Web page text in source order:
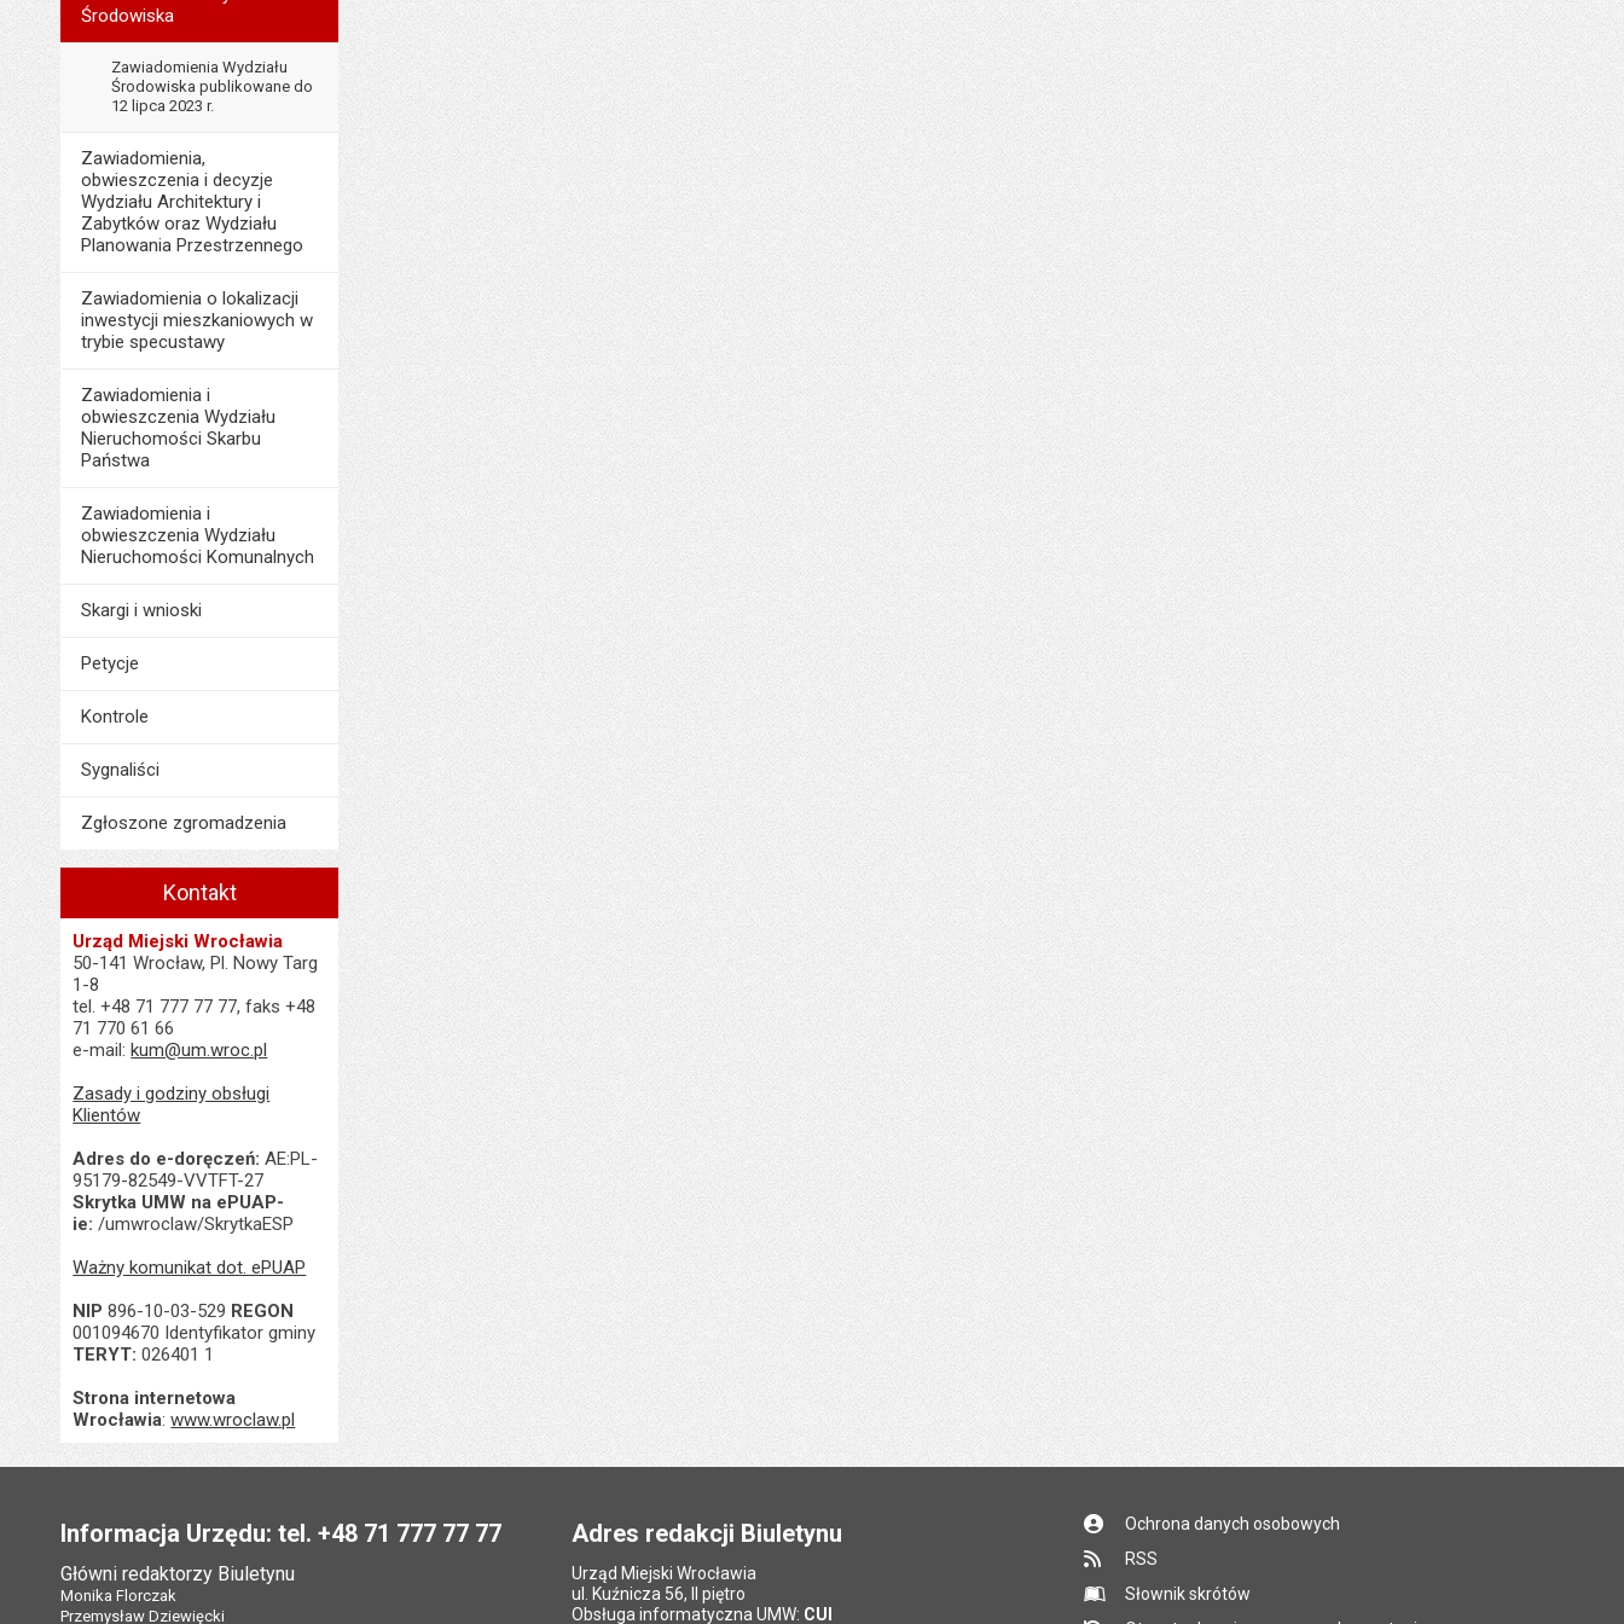
Środowiska
Zawiadomienia Wydziału
Środowiska publikowane do
12 lipca 2023 r.
Zawiadomienia,
obwieszczenia i decyzje
Wydziału Architektury i
Zabytków oraz Wydziału
Planowania Przestrzennego
Zawiadomienia o lokalizacji
inwestycji mieszkaniowych w
trybie specustawy
Zawiadomienia i
obwieszczenia Wydziału
Nieruchomości Skarbu
Państwa
Zawiadomienia i
obwieszczenia Wydziału
Nieruchomości Komunalnych
Skargi i wnioski
Petycje
Kontrole
Sygnaliści
Zgłoszone zgromadzenia
Kontakt
Urząd Miejski Wrocławia
50-141 Wrocław, Pl. Nowy Targ
1-8
tel. +48 71 777 77 77, faks +48
71 770 61 66
e-mail:kum@um.wroc.pl
Zasady i godziny obsługi
Klientów
Adres do e-doręczeń: AE:PL-
95179-82549-VVTFT-27
Skrytka UMW na ePUAP-
ie: /umwroclaw/SkrytkaESP
Ważny komunikat dot. ePUAP
NIP 896-10-03-529 REGON
001094670 Identyfikator gminy
TERYT: 026401 1
Strona internetowa
Wrocławia:www.wroclaw.pl
Informacja Urzędu: tel. +48 71 777 77 77
Główni redaktorzy Biuletynu
Monika Florczak
Przemysław Dziewięcki
Adres redakcji Biuletynu
Urząd Miejski Wrocławia
ul. Kuźnicza 56, II piętro
Obsługa informatyczna UMW: CUI
Ochrona danych osobowych
RSS
Słownik skrótów